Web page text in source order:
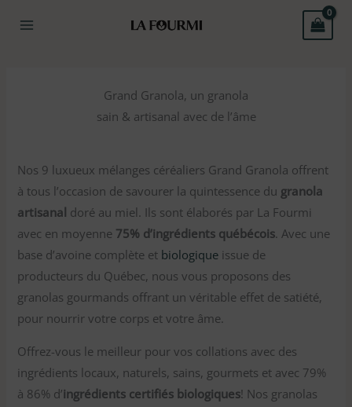
Grand Granola, un granola
sain & artisanal avec de l’âme
Nos 9 luxueux mélanges céréaliers Grand Granola offrent
à tous l’occasion de savourer la quintessence du granola
artisanal doré au miel. Ils sont élaborés par La Fourmi
avec en moyenne 75% d’ingrédients québécois. Avec une
base d’avoine complète et biologique issue de
producteurs du Québec, nous vous proposons des
granolas gourmands offrant un véritable effet de satiété,
pour nourrir votre corps et votre âme.
Offrez-vous le meilleur pour vos collations avec des
ingrédients locaux, naturels, sains, gourmets et avec 79%
à 86% d’ingrédients certifiés biologiques! Nos granolas